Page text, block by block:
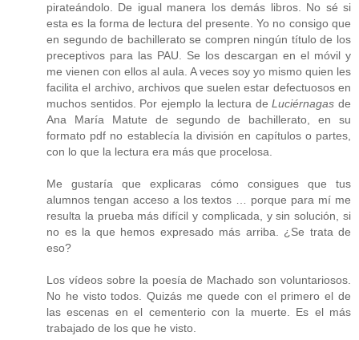
pirateándolo. De igual manera los demás libros. No sé si
esta es la forma de lectura del presente. Yo no consigo que
en segundo de bachillerato se compren ningún título de los
preceptivos para las PAU. Se los descargan en el móvil y
me vienen con ellos al aula. A veces soy yo mismo quien les
facilita el archivo, archivos que suelen estar defectuosos en
muchos sentidos. Por ejemplo la lectura deLuciérnagas de
Ana María Matute de segundo de bachillerato, en su
formato pdf no establecía la división en capítulos o partes,
con lo que la lectura era más que procelosa.
Me gustaría que explicaras cómo consigues que tus
alumnos tengan acceso a los textos … porque para mí me
resulta la prueba más difícil y complicada, y sin solución, si
no es la que hemos expresado más arriba. ¿Se trata de
eso?
Los vídeos sobre la poesía de Machado son voluntariosos.
No he visto todos. Quizás me quede con el primero el de
las escenas en el cementerio con la muerte. Es el más
trabajado de los que he visto.